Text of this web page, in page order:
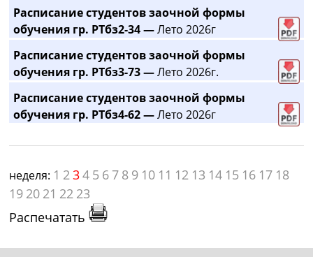
Расписание студентов заочной формы
обучения гр. РТбз2-34 —Лето 2026г
Расписание студентов заочной формы
обучения гр. РТбз3-73 —Лето 2026г.
Расписание студентов заочной формы
обучения гр. РТбз4-62 —Лето 2026г
неделя: 1 234 5 6 7 8 9 10 11 12 13 14 15 16 17 18
19 20 21 22 23
Распечатать